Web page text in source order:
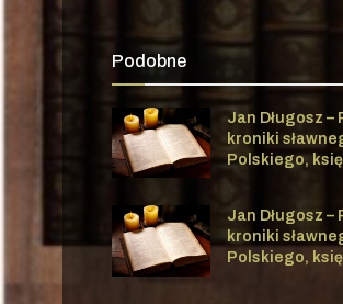
Podobne
Jan Długosz –
kroniki
Polskiego,
Jan Długosz –
kroniki
Polskiego,